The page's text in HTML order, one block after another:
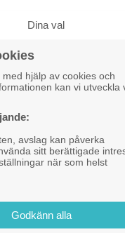
Dina val
hjälp av cookies och
kan vi utveckla
avslag kan påverka
sitt berättigade
när som helst
Godkänn alla